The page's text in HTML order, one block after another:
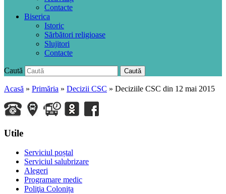
Contacte
Biserica
Istoric
Sărbători religioase
Slujitori
Contacte
Caută Caută
Acasă » Primăria » Decizii CSC » Deciziile CSC din 12 mai 2015
Utile
Serviciul poștal
Serviciul salubrizare
Alegeri
Programare medic
Poliţia Colonița